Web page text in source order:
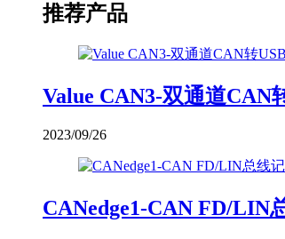
推荐产品
Value CAN3-双通道CAN
2023/09/26
CANedge1-CAN FD/LIN